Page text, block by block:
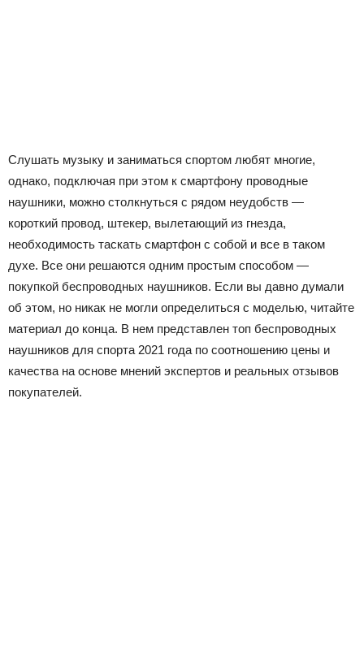
Слушать музыку и заниматься спортом любят многие,
однако, подключая при этом к смартфону проводные
наушники, можно столкнуться с рядом неудобств —
короткий провод, штекер, вылетающий из гнезда,
необходимость таскать смартфон с собой и все в таком
духе. Все они решаются одним простым способом —
покупкой беспроводных наушников. Если вы давно думали
об этом, но никак не могли определиться с моделью, читайте
материал до конца. В нем представлен топ беспроводных
наушников для спорта 2021 года по соотношению цены и
качества на основе мнений экспертов и реальных отзывов
покупателей.